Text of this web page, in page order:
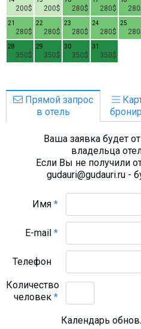
200$ 200$ 280$ 280$
280$
21
280$
22
280$
23
280$
24 25
350$
28
350$
29
350$
30
350$
31
Прямой запрос
в отель
Ваша заявка будет
владельца
Если Вы не получили
gudauri@gudauri.ru -
Имя*
E-mail*
Телефон
Количество
человек*
Календарь